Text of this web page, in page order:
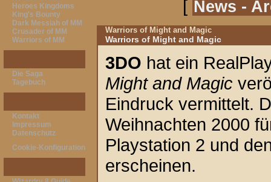
Heroes Kingdoms
King's Bounty
Dark Messiah of MM
Crusader of MM
Warriors of MM
Die Saga
Tagebuch
Kontakt
Impressum
Datenschutz
Cookie-Konfiguration
[ News -
Warriors of Might and Magic
Warriors of Might and Magic
3DO hat ein
Might and Magic
Eindruck vermittelt.
Weihnachten 2000
Playstation 2 und
erscheinen.